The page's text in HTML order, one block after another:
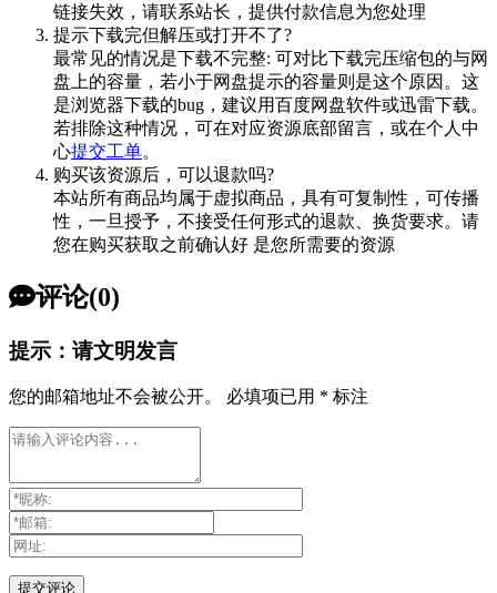
链接失效，请联系站长，提供付款信息为您处理
提示下载完但解压或打开不了?
最常见的情况是下载不完整: 可对比下载完压缩包的与网
盘上的容量，若小于网盘提示的容量则是这个原因。这
是浏览器下载的bug，建议用百度网盘软件或迅雷下载。
若排除这种情况，可在对应资源底部留言，或在个人中
心提交工单。
购买该资源后，可以退款吗?
本站所有商品均属于虚拟商品，具有可复制性，可传播
性，一旦授予，不接受任何形式的退款、换货要求。请
您在购买获取之前确认好 是您所需要的资源
评论(0)
提示：请文明发言
您的邮箱地址不会被公开。 必填项已用 * 标注